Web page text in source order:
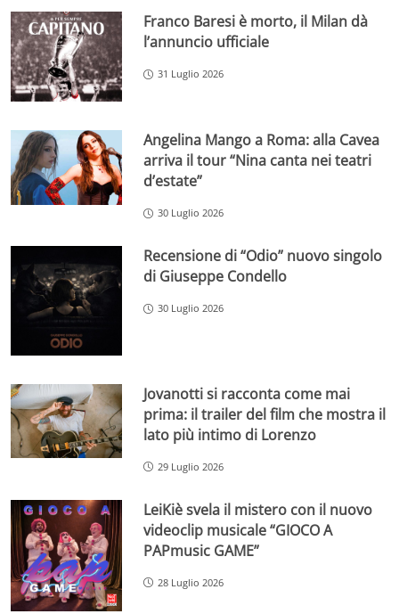
Franco Baresi è morto, il Milan dà
l’annuncio ufficiale
31 Luglio 2026
Angelina Mango a Roma: alla Cavea
arriva il tour “Nina canta nei teatri
d’estate”
30 Luglio 2026
Recensione di “Odio” nuovo singolo
di Giuseppe Condello
30 Luglio 2026
Jovanotti si racconta come mai
prima: il trailer del film che mostra il
lato più intimo di Lorenzo
29 Luglio 2026
LeiKiè svela il mistero con il nuovo
videoclip musicale “GIOCO A
PAPmusic GAME”
28 Luglio 2026